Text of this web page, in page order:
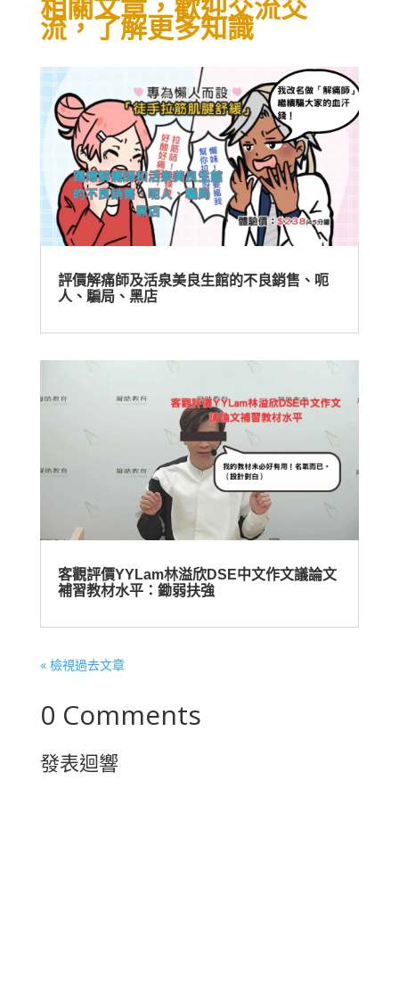
相關文章，歡迎交流交
流，了解更多知識
評價解痛師及活泉美良生館的不良銷售、呃
人、騙局、黑店
客觀評價YYLam林溢欣DSE中文作文議論文
補習教材水平：鋤弱扶強
« 檢視過去文章
0 Comments
發表迴響